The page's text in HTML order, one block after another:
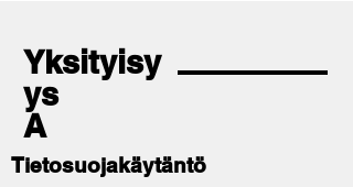
Yksityisy
ys
A
Tietosuojakäytäntö